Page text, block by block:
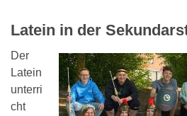
Latein in der
Der
Latein
unterri
cht